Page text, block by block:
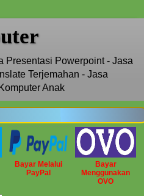
Presentasi Powerpoint - Jasa
Terjemahan - Jasa
Anak
Bayar Melalui
PayPal
Bayar
Menggunakan
OVO